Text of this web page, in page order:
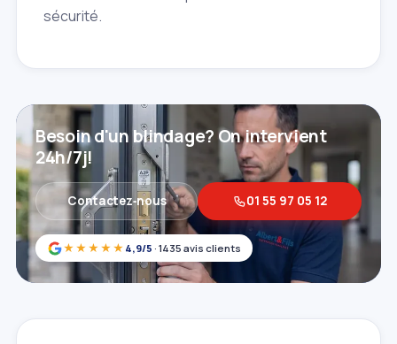
sécurité.
★★★★★ 4,9/5 · 1435 avis clients
Besoin d'un blindage? On intervient
24h/7j!
Contactez‑nous 01 55 97 05 12